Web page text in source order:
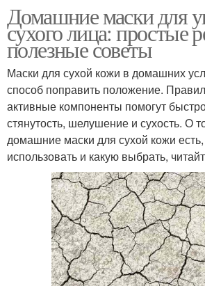
Домашние маски для
сухого лица: простые
полезные советы
Маски для сухой кожи в домашних
способ поправить положение.
активные компоненты помогут
стянутость, шелушение и сухость. О
домашние маски для сухой кожи
использовать и какую выбрать,